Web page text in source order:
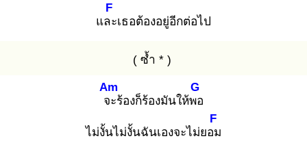
และ
F
เธอต้องอยู่อีกต่อไป
( ซ้ำ * )
จะ
Am
ร้องก็ร้องมันให้พอ
G
ไม่งั้นไม่งั้นฉันเองจะไม่ยอม
F